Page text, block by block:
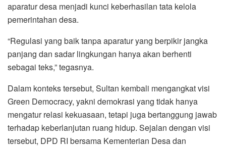
aparatur desa menjadi kunci keberhasilan tata kelola
pemerintahan desa.
“Regulasi yang baik tanpa aparatur yang berpikir jangka
panjang dan sadar lingkungan hanya akan berhenti
sebagai teks,” tegasnya.
Dalam konteks tersebut, Sultan kembali mengangkat visi
Green Democracy, yakni demokrasi yang tidak hanya
mengatur relasi kekuasaan, tetapi juga bertanggung jawab
terhadap keberlanjutan ruang hidup. Sejalan dengan visi
tersebut, DPD RI bersama Kementerian Desa dan